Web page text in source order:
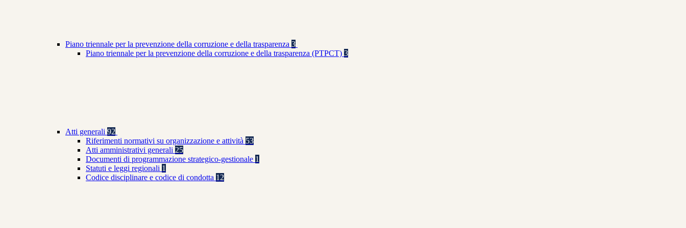
Piano triennale per la prevenzione della corruzione e della trasparenza 3
Piano triennale per la prevenzione della corruzione e della trasparenza (PTPCT) 3
Atti generali 92
Riferimenti normativi su organizzazione e attività 53
Atti amministrativi generali 25
Documenti di programmazione strategico-gestionale 1
Statuti e leggi regionali 1
Codice disciplinare e codice di condotta 12